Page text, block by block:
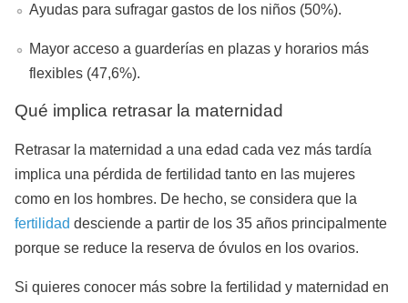
Ayudas para sufragar gastos de los niños (50%).
Mayor acceso a guarderías en plazas y horarios más
flexibles (47,6%).
Qué implica retrasar la maternidad
Retrasar la maternidad a una edad cada vez más tardía
implica una pérdida de fertilidad tanto en las mujeres
como en los hombres. De hecho, se considera que la
fertilidad desciende a partir de los 35 años principalmente
porque se reduce la reserva de óvulos en los ovarios.
Si quieres conocer más sobre la fertilidad y maternidad en